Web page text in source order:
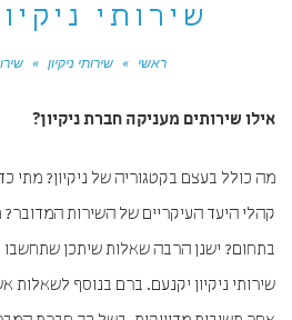
שירותי
ראשי » שירותי ניקיון »
אילו שירותים מעניקה חברת ניקיון?
מה כולל בעצם בקטגוריה של ניקיון?
קהלי היעד העיקריים של השירות
בתחום? ישנן הרבה שאלות שיתכן שתחשבו
שירותי ניקיון יקנעם. ברם בנוסף לשאלות